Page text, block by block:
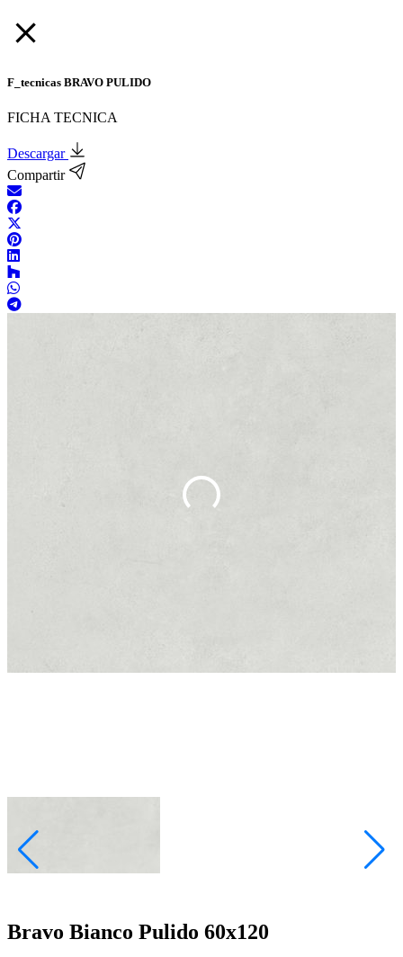
F_tecnicas BRAVO PULIDO
FICHA TECNICA
Descargar
Compartir
Bravo Bianco Pulido 60x120